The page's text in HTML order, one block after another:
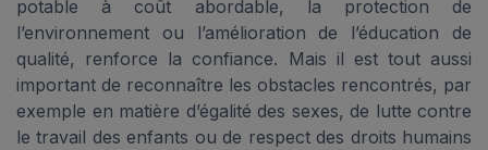
potable à coût abordable, la protection de
l’environnement ou l’amélioration de l’éducation de
qualité, renforce la confiance. Mais il est tout aussi
important de reconnaître les obstacles rencontrés, par
exemple en matière d’égalité des sexes, de lutte contre
le travail des enfants ou de respect des droits humains